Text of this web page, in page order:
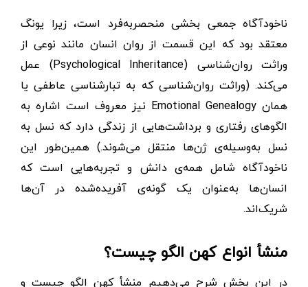
ناخودآگاه جمعی بخشی منحصربه‌فرد است، زیرا یونگ
معتقد بود که این قسمت از روان انسان مانند نوعی از
وراثت روان‌شناسی (Psychological Inheritance) عمل
می‌کند. (وراثت روان‌شناسی که به تبارشناسی عاطفی یا
همان Emotional Genealogy نیز معروف است اشاره به
الگوهای رفتاری و برداشت‌هایی از زندگی دارد که نسل به
نسل به‌وسیله‌ی ژن‌ها منتقل می‌شوند.) همین‌طور این
ناخودآگاه شامل همه‌ی دانش و تجربه‌هایی است که
انسان‌ها به‌عنوان یک گونه‌ی آفریده‌شده در آن‌ها
شریک‌اند.
منشأ انواع کهن الگو چیست؟
در این بخش شرح می‌دهیم منشأ کهن الگو چیست و